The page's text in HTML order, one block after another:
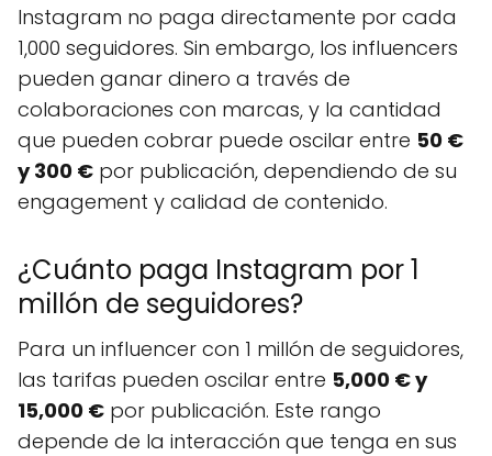
Instagram no paga directamente por cada
1,000 seguidores. Sin embargo, los influencers
pueden ganar dinero a través de
colaboraciones con marcas, y la cantidad
que pueden cobrar puede oscilar entre 50 €
y 300 € por publicación, dependiendo de su
engagement y calidad de contenido.
¿Cuánto paga Instagram por 1
millón de seguidores?
Para un influencer con 1 millón de seguidores,
las tarifas pueden oscilar entre 5,000 € y
15,000 € por publicación. Este rango
depende de la interacción que tenga en sus